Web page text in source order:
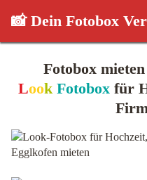
📸 Dein Fotobox
Fotobox
Look Fotoboxfür